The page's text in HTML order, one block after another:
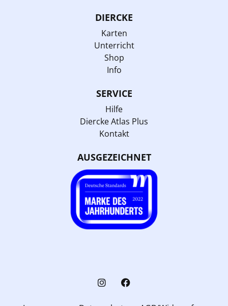
DIERCKE
Karten
Unterricht
Shop
Info
SERVICE
Hilfe
Diercke Atlas Plus
Kontakt
AUSGEZEICHNET